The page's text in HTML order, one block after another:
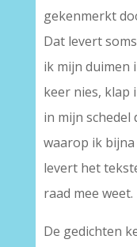
gekenmerkt
Dat levert
ik mijn duimen
keer nies, klap
in mijn
waarop ik bijna
levert het
raad mee weet.
De gedichten